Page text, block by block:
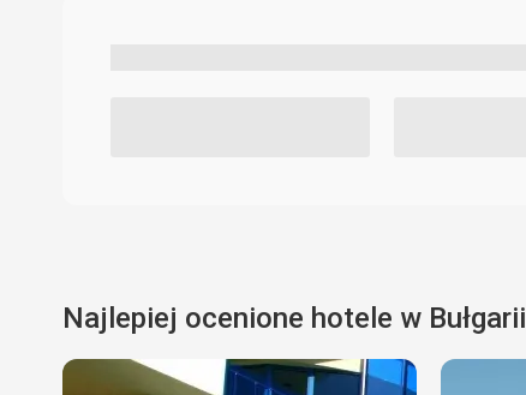
Najlepiej ocenione hotele w Bułgarii